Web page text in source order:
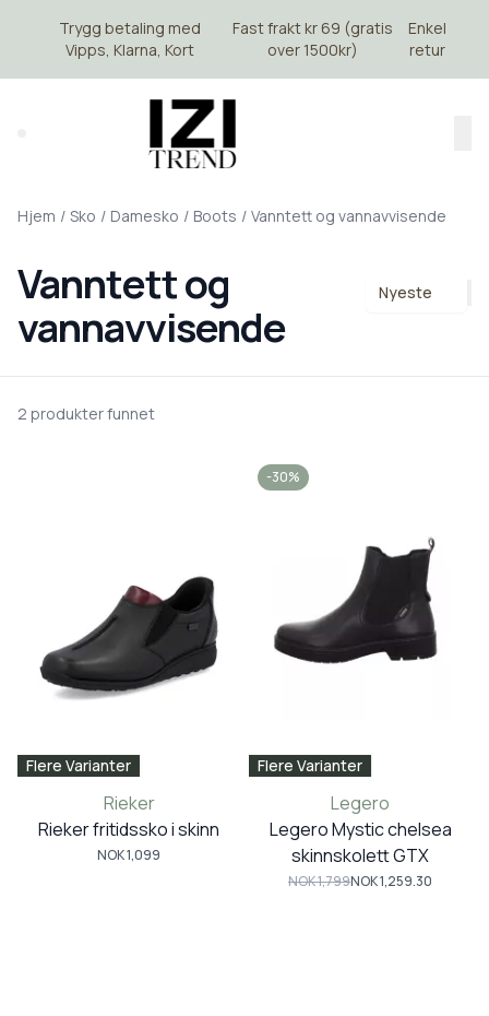
Trygg betaling med
Vipps, Klarna, Kort
Fast frakt kr 69 (gratis
over 1500kr)
Enkel
retur
Hjem / Sko / Damesko / Boots / Vanntett og vannavvisende
Vanntett og
vannavvisende
Nyeste
2 produkter funnet
Flere Varianter
Rieker
Rieker fritidssko i skinn
NOK 1,099
-30%
Flere Varianter
Legero
Legero Mystic chelsea
skinnskolett GTX
NOK 1,799NOK 1,259.30